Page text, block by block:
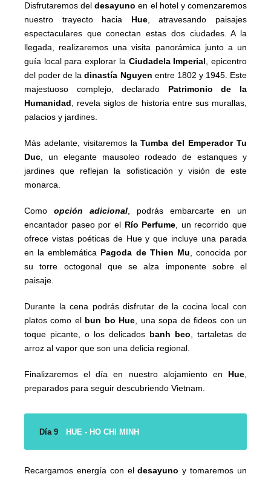
Disfrutaremos del desayuno en el hotel y comenzaremos
nuestro trayecto hacia Hue, atravesando paisajes
espectaculares que conectan estas dos ciudades. A la
llegada, realizaremos una visita panorámica junto a un
guía local para explorar la Ciudadela Imperial, epicentro
del poder de ladinastía Nguyen entre 1802 y 1945. Este
majestuoso complejo, declarado Patrimonio de la
Humanidad, revela siglos de historia entre sus murallas,
palacios y jardines.
Más adelante, visitaremos laTumba del Emperador Tu
Duc, un elegante mausoleo rodeado de estanques y
jardines que reflejan la sofisticación y visión de este
monarca.
Como opción adicional, podrás embarcarte en un
encantador paseo por el Río Perfume, un recorrido que
ofrece vistas poéticas de Hue y que incluye una parada
en la emblemática Pagoda de Thien Mu, conocida por
su torre octogonal que se alza imponente sobre el
paisaje.
Durante la cena podrás disfrutar de la cocina local con
platos como el bun bo Hue, una sopa de fideos con un
toque picante, o los delicados banh beo, tartaletas de
arroz al vapor que son una delicia regional.
Finalizaremos el día en nuestro alojamiento en Hue,
preparados para seguir descubriendo Vietnam.
Día 9 HUE - HO CHI MINH
Recargamos energía con eldesayuno y tomaremos un